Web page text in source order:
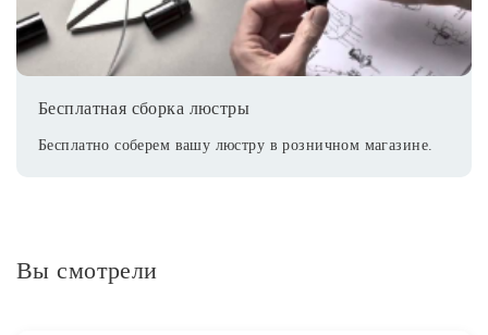
Бесплатная сборка люстры
Бесплатно соберем вашу люстру в розничном магазине.
Вы смотрели